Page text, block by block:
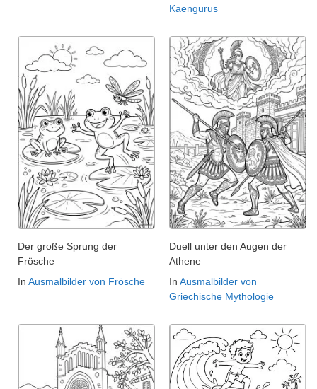
Kaengurus
Der große Sprung der
Frösche
In Ausmalbilder von Frösche
Duell unter den Augen der
Athene
In Ausmalbilder von
Griechische Mythologie